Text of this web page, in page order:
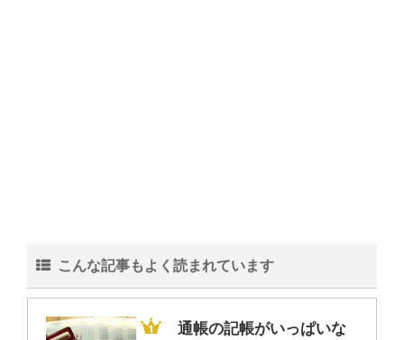
こんな記事もよく読まれています
通帳の記帳がいっぱいな